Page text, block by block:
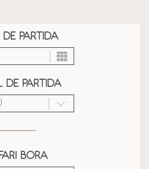
PARTIDA
DE PARTIDA
BORA